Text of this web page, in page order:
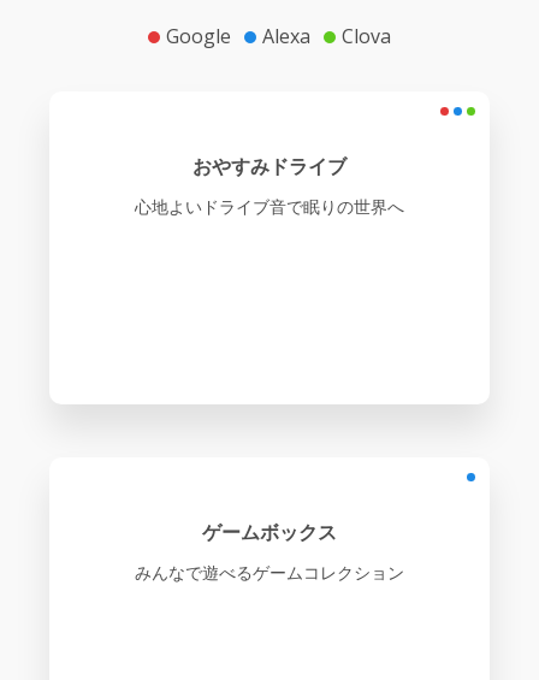
Google Alexa Clova
おやすみドライブ
心地よいドライブ音で眠りの世界へ
ゲームボックス
みんなで遊べるゲームコレクション